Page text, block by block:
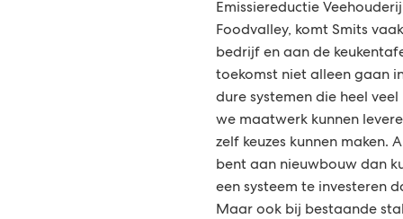
Emissiereductie
Foodvalley, komt Smits
bedrijf en aan de
toekomst niet alleen gaan
dure systemen die heel
we maatwerk kunnen
zelf keuzes kunnen maken.
bent aan nieuwbouw dan
een systeem te investeren
Maar ook bij bestaande